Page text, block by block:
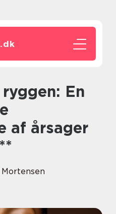
dk
af årsager